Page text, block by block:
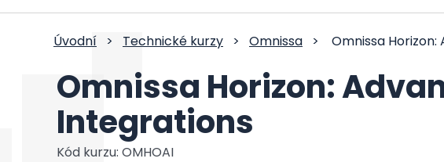
Úvodní > Technické kurzy > Omnissa > Omnissa
Omnissa Horizon:
Integrations
Kód kurzu: OMHOAI